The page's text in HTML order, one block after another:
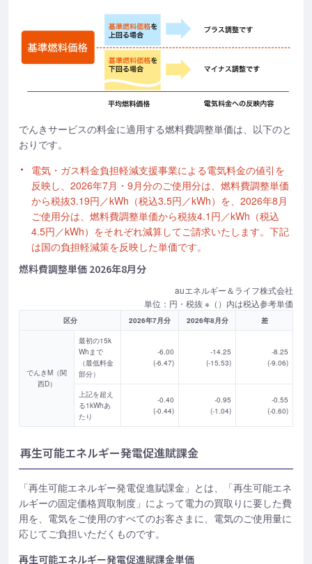
でんきサービスの料金に適用する燃料費調整単価は、以下のと
おりです。
電気・ガス料金負担軽減支援事業による電気料金の値引を
反映し、2026年7月・9月分のご使用分は、燃料費調整単価
から税抜3.19円／kWh（税込3.5円／kWh）を、2026年8月
ご使用分は、燃料費調整単価から税抜4.1円／kWh（税込
4.5円／kWh）をそれぞれ減算してご請求いたします。下記
は国の負担軽減策を反映した単価です。
燃料費調整単価 2026年8月分
auエネルギー＆ライフ株式会社
単位：円・税抜 ※（）内は税込参考単価
区分 2026年7月分 2026年8月分 差
でんきM（関
西D）
最初の15k
Whまで
（最低料金
部分）
-6.00
(-6.47)
-14.25
(-15.53)
-8.25
(-9.06)
上記を超え
る1kWhあ
たり
-0.40
(-0.44)
-0.95
(-1.04)
-0.55
(-0.60)
再生可能エネルギー発電促進賦課金
「再生可能エネルギー発電促進賦課金」とは、「再生可能エネ
ルギーの固定価格買取制度」によって電力の買取りに要した費
用を、電気をご使用のすべてのお客さまに、電気のご使用量に
応じてご負担いただくものです。
再生可能エネルギー発電促進賦課金単価